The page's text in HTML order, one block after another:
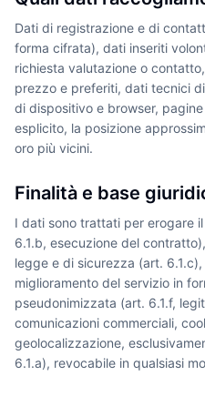
Dati di registrazione e di
forma cifrata), dati inseriti
richiesta valutazione o
prezzo e preferiti, dati tecnici
di dispositivo e browser,
esplicito, la posizione
oro più vicini.
Finalità e base
I dati sono trattati per erogare
6.1.b, esecuzione del
legge e di sicurezza (art.
miglioramento del servizio in
pseudonimizzata (art. 6.1.f,
comunicazioni commerciali,
geolocalizzazione,
6.1.a), revocabile in qualsiasi